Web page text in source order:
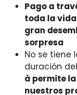
Pago a
toda la
gran
sorpresa
No se tiene
duración
à permite
nuestros